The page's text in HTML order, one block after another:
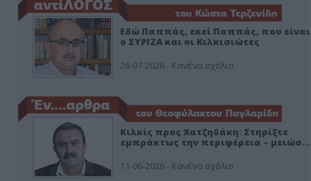
Εδώ Παππάς, εκεί Παππάς, που είναι
ο ΣΥΡΙΖΑ και οι Κιλκισιώτες
26-07-2026 - Κανένα σχόλιο
Κιλκίς προς Χατζηδάκη: Στηρίξτε
εμπράκτως την περιφέρεια – μειώσ…
11-06-2026 - Κανένα σχόλιο